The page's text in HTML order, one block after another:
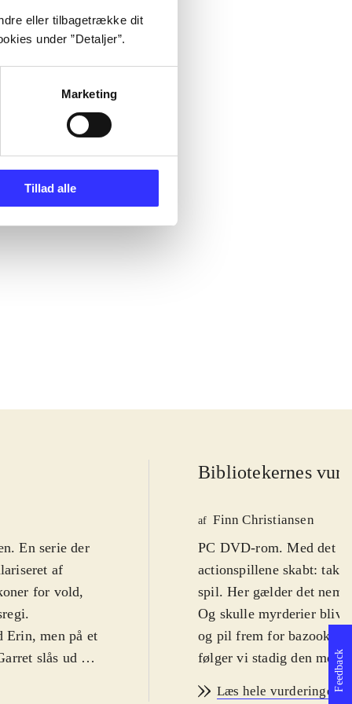
eller tilbagetrække dit
under ”Detaljer”.
Marketing
Tillad alle
En serie der
af
for vold,
.
Erin, men på et
slås ud af
Bibliotekernes
af Finn Christiansen
PC DVD-rom. Med det
actionspillene skabt:
spil. Her gælder det
Og skulle myrderier
og pil frem for
følger vi stadig den
magisk ædelsten.
Læs hele vurderingenFeedback